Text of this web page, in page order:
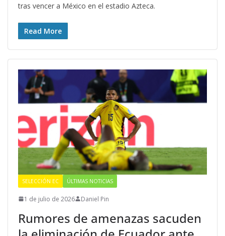
tras vencer a México en el estadio Azteca.
Read More
SELECCIÓN EC ÚLTIMAS NOTICIAS
1 de julio de 2026 Daniel Pin
Rumores de amenazas sacuden